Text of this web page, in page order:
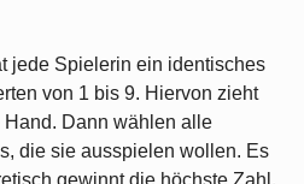
jede Spielerin ein identisches
von 1 bis 9. Hiervon zieht
Dann wählen alle
die sie ausspielen wollen. Es